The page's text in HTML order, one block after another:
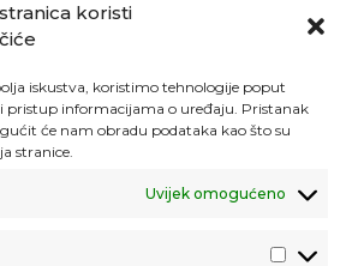
koristi
iskustva, koristimo tehnologije poput
pristup informacijama o uređaju. Pristanak
će nam obradu podataka kao što su
stranice.
Uvijek omogućeno